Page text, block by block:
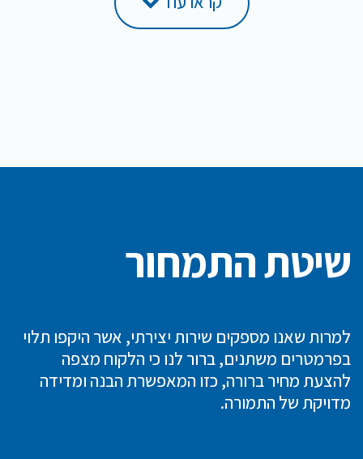
שיטת התמחור
למרות שאנו מספקים שירות יצירתי, אשר היקפו תלוי
בפרמטרים משתנים, ברור לנו כי הלקוח מצפה
להצעת מחיר ברורה, כזו המאפשרת הבנה ומדידה
מדויקת של התמורה.